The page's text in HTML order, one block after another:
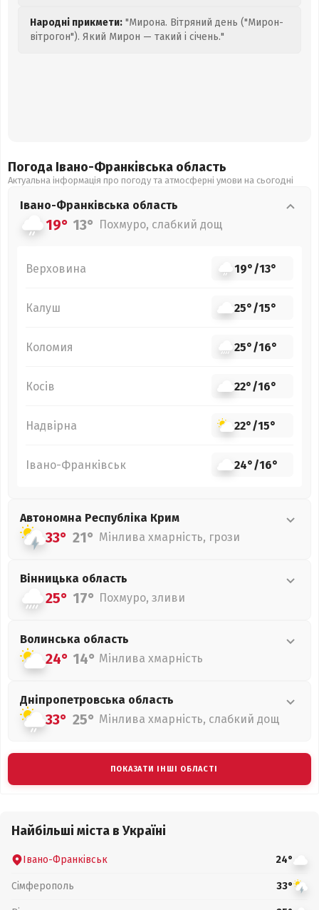
Народні прикмети: "Мирона. Вітряний день ("Мирон-
вітрогон"). Який Мирон — такий і січень."
Погода Івано-Франківська область
Актуальна інформація про погоду та атмосферні умови на сьогодні
Івано-Франківська область
19° 13° Похмуро, слабкий дощ
Верховина 19°/13°
Калуш 25°/15°
Коломия 25°/16°
Косів 22°/16°
Надвірна 22°/15°
Івано-Франківськ 24°/16°
Автономна Республіка Крим
33° 21° Мінлива хмарність, грози
Вінницька область
25° 17° Похмуро, зливи
Волинська область
24° 14° Мінлива хмарність
Дніпропетровська область
33° 25° Мінлива хмарність, слабкий дощ
ПОКАЗАТИ ІНШІ ОБЛАСТІ
Найбільші міста в Україні
Івано-Франківськ 24°
Сімферополь 33°